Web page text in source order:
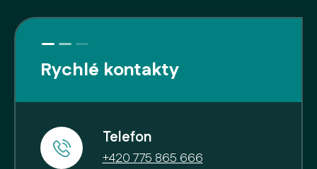
Rychlé kontakty
Telefon
+420 775 865 666